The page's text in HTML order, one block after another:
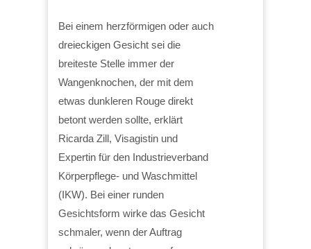
Bei einem herzförmigen oder auch
dreieckigen Gesicht sei die
breiteste Stelle immer der
Wangenknochen, der mit dem
etwas dunkleren Rouge direkt
betont werden sollte, erklärt
Ricarda Zill, Visagistin und
Expertin für den Industrieverband
Körperpflege- und Waschmittel
(IKW). Bei einer runden
Gesichtsform wirke das Gesicht
schmaler, wenn der Auftrag